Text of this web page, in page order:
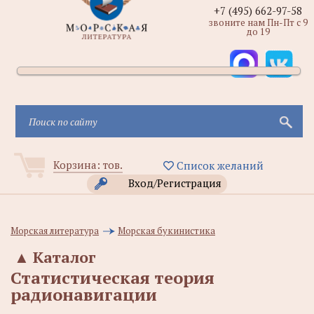
Корзина: тов.
Список желаний
Вход/Регистрация
+7 (495) 662-97-58
звоните нам Пн-Пт с 9
до 19
Морская литература Морская букинистика
Каталог
▲
Статистическая теория
радионавигации